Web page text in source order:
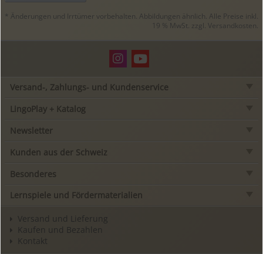
* Änderungen und Irrtümer vorbehalten. Abbildungen ähnlich. Alle Preise inkl.
19 % MwSt. zzgl. Versandkosten.
Versand-, Zahlungs- und Kundenservice
LingoPlay + Katalog
Newsletter
Kunden aus der Schweiz
Besonderes
Lernspiele und Fördermaterialien
Versand und Lieferung
Kaufen und Bezahlen
Kontakt